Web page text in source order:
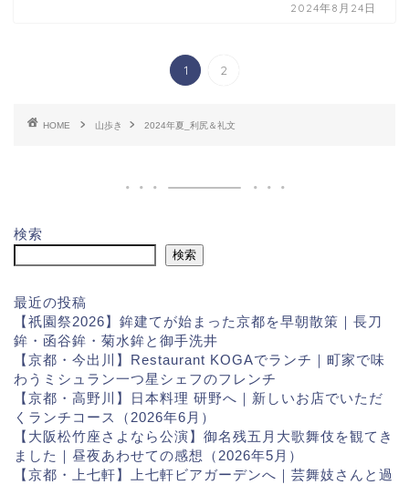
2024年8月24日
1 2
HOME 山歩き 2024年夏_利尻＆礼文
検索
検索
最近の投稿
【祇園祭2026】鉾建てが始まった京都を早朝散策｜長刀
鉾・函谷鉾・菊水鉾と御手洗井
【京都・今出川】Restaurant KOGAでランチ｜町家で味
わうミシュラン一つ星シェフのフレンチ
【京都・高野川】日本料理 研野へ｜新しいお店でいただ
くランチコース（2026年6月）
【大阪松竹座さよなら公演】御名残五月大歌舞伎を観てき
ました｜昼夜あわせての感想（2026年5月）
【京都・上七軒】上七軒ビアガーデンへ｜芸舞妓さんと過